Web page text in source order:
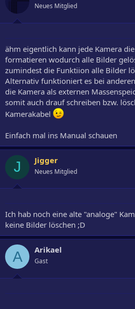
Neues Mitglied
ähm eigentlich kann jede Kamera
formatieren wodurch alle Bilder
zumindest die Funktiion alle Bilder
Alternativ funktioniert es bei
die Kamera als externen
somit auch drauf schreiben bzw.
Kamerakabel
Einfach mal ins Manual schauen
J Jigger
Neues Mitglied
Ich hab noch eine alte "analoge"
keine Bilder löschen ;D
A Arikael
Gast